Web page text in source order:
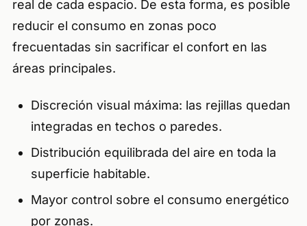
real de cada espacio. De esta forma, es posible
reducir el consumo en zonas poco
frecuentadas sin sacrificar el confort en las
áreas principales.
Discreción visual máxima: las rejillas quedan
integradas en techos o paredes.
Distribución equilibrada del aire en toda la
superficie habitable.
Mayor control sobre el consumo energético
por zonas.